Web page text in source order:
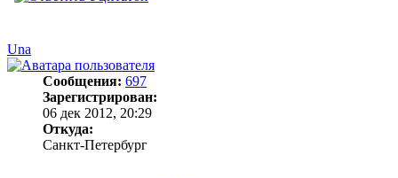
Una
Сообщения: 697
Зарегистрирован:
06 дек 2012, 20:29
Откуда:
Санкт-Петербург